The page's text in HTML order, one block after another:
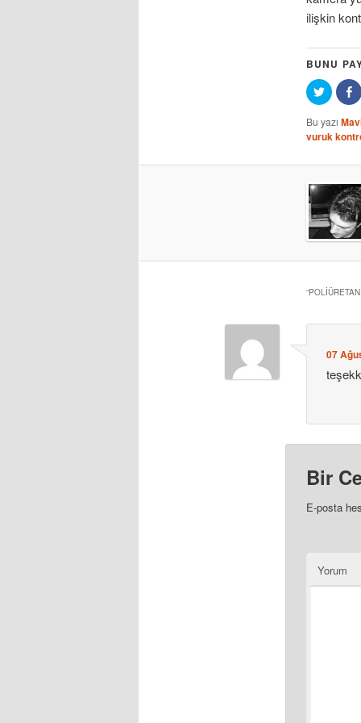
ilişkin
BUNU
Twitter
için
tıklayın
(Yeni
Bu yazı
vuruk
“
07
Bir
E-posta
Yorum